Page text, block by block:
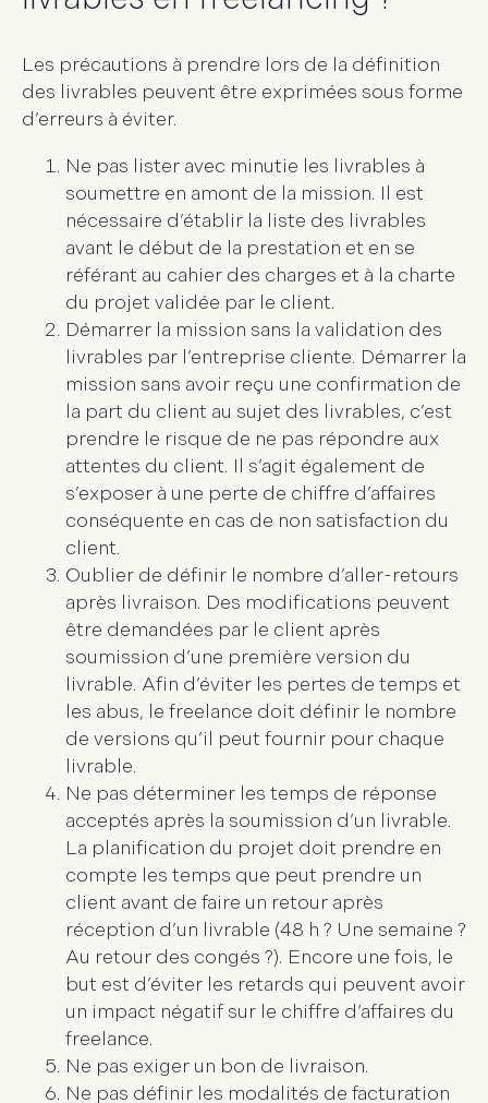
Les précautions à prendre lors de la définition
des livrables peuvent être exprimées sous forme
d’erreurs à éviter.
Ne pas lister avec minutie les livrables à
soumettre en amont de la mission. Il est
nécessaire d’établir la liste des livrables
avant le début de la prestation et en se
référant au cahier des charges et à la charte
du projet validée par le client.
Démarrer la mission sans la validation des
livrables par l’entreprise cliente. Démarrer la
mission sans avoir reçu une confirmation de
la part du client au sujet des livrables, c’est
prendre le risque de ne pas répondre aux
attentes du client. Il s’agit également de
s’exposer à une perte de chiffre d’affaires
conséquente en cas de non satisfaction du
client.
Oublier de définir le nombre d’aller-retours
après livraison. Des modifications peuvent
être demandées par le client après
soumission d’une première version du
livrable. Afin d’éviter les pertes de temps et
les abus, le freelance doit définir le nombre
de versions qu’il peut fournir pour chaque
livrable.
Ne pas déterminer les temps de réponse
acceptés après la soumission d’un livrable.
La planification du projet doit prendre en
compte les temps que peut prendre un
client avant de faire un retour après
réception d’un livrable (48 h ? Une semaine ?
Au retour des congés ?). Encore une fois, le
but est d’éviter les retards qui peuvent avoir
un impact négatif sur le chiffre d’affaires du
freelance.
Ne pas exiger un bon de livraison.
Ne pas définir les modalités de facturation